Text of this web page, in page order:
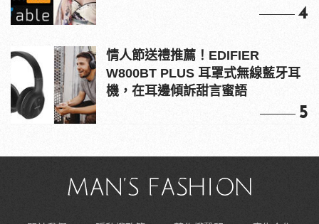
4
情人節送禮推薦！EDIFIER
W800BT PLUS 耳罩式無線藍牙耳
機，在耳邊傾訴甜言蜜語
5